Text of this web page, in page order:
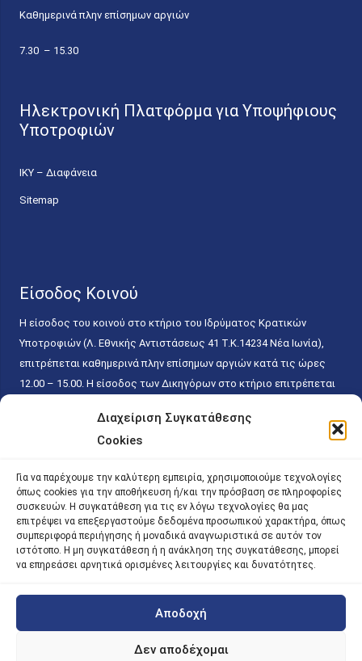
Διαχείριση Συγκατάθεσης
Cookies
Για να παρέχουμε την καλύτερη εμπειρία, χρησιμοποιούμε τεχνολογίες
όπως cookies για την αποθήκευση ή/και την πρόσβαση σε πληροφορίες
συσκευών. Η συγκατάθεση για τις εν λόγω τεχνολογίες θα μας
επιτρέψει να επεξεργαστούμε δεδομένα προσωπικού χαρακτήρα, όπως
συμπεριφορά περιήγησης ή μοναδικά αναγνωριστικά σε αυτόν τον
ιστότοπο. Η μη συγκατάθεση ή η ανάκληση της συγκατάθεσης, μπορεί
να επηρεάσει αρνητικά ορισμένες λειτουργίες και δυνατότητες.
Αποδοχή
Δεν αποδέχομαι
Καθημερινά πλην επίσημων αργιών
7.30 – 15.30
Ηλεκτρονική Πλατφόρμα για Υποψήφιους
Υποτροφιών
ΙΚΥ – Διαφάνεια
Sitemap
Είσοδος Κοινού
Η είσοδος του κοινού στο κτήριο του Ιδρύματος Κρατικών
Υποτροφιών (Λ. Εθνικής Αντιστάσεως 41 T.K.14234 Νέα Ιωνία),
επιτρέπεται καθημερινά πλην επίσημων αργιών κατά τις ώρες
12.00 – 15.00. Η είσοδος των Δικηγόρων στο κτήριο επιτρέπεται
κάθε εργάσιμη ημέρα και ώρα χωρίς κανέναν χρονικό ή άλλο
περιορισμό. Η είσοδος του κοινού ειδικά στο γραφείο του
15.00. Η εξυπηρέτηση του κοινού πραγματοποιείται βάσει των
παγίων ισχυουσών διατάξεων. Για την αποφυγή συνωστισμού
εντός του εσωτερικού χώρου εξυπηρέτησης και αναμονής του
κοινού, η εξυπηρέτησή του δύναται να πραγματοποιείται κατόπιν
προγραμματισμένου ραντεβού.
| iky.gr | All Rights Reserved
Designed and Developed by ACM Digital